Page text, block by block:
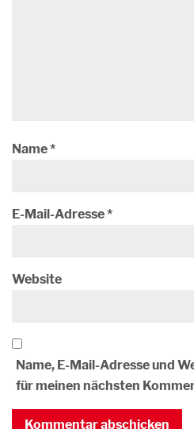
Name*
E-Mail-Adresse*
Website
Name, E-Mail-Adresse und
für meinen nächsten